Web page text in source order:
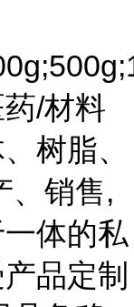
/材料
树脂、
、销售,
体的私
品定制